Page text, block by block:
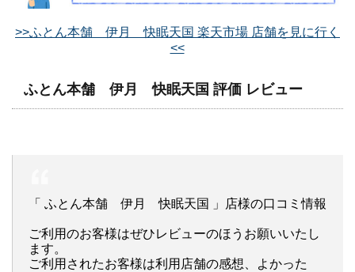
>>ふとん本舗 伊月 快眠天国 楽天市場 店舗を見に行く
<<
ふとん本舗 伊月 快眠天国 評価 レビュー
「 ふとん本舗 伊月 快眠天国 」店様の口コミ情報
ご利用のお客様はぜひレビューのほうお願いいたし
ます。
ご利用されたお客様は利用店舗の感想、よかった